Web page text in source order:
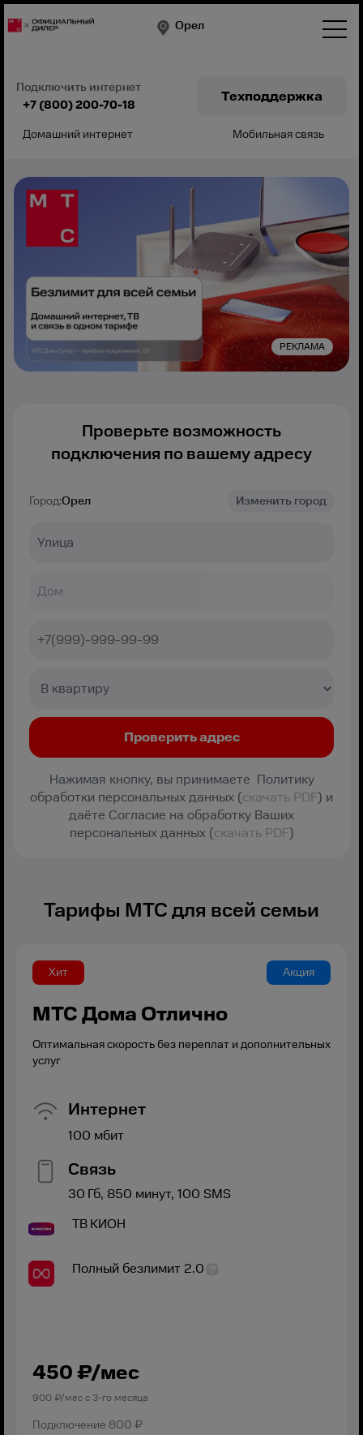
Орел
Подключить интернет
+7 (800) 200-70-18
Техподдержка
Домашний интернет Мобильная связь
РЕКЛАМА
Проверьте возможность
подключения по вашему адресу
Город:Орел Изменить город
Нажимая кнопку, вы принимаете Политику
обработки персональных данных (скачать PDF) и
даёте Согласие на обработку Ваших
персональных данных (скачать PDF)
Тарифы МТС для всей семьи
Хит Акция
МТС Дома Отлично
Оптимальная скорость без переплат и дополнительных
услуг
Интернет
100 мбит
Связь
30 Гб, 850 минут, 100 SMS
ТВКИОН
Полный безлимит 2.0
450 ₽/мес
900₽/мес с 3-го месяца
Подключение 800 ₽